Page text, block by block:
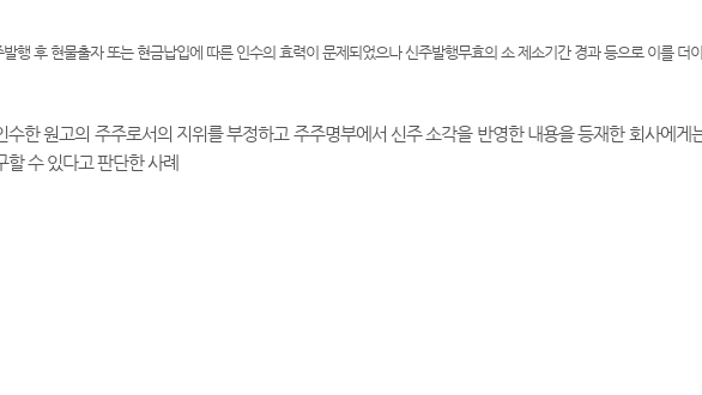
행 후 현물출자 또는 현금납입에 따른 인수의 효력이 문제되었으나 신주발행무효의 소 제소기간 경과 등으로 이를 더
수한 원고의 주주로서의 지위를 부정하고 주주명부에서 신주 소각을 반영한 내용을 등재한 회사에게
할 수 있다고 판단한 사례